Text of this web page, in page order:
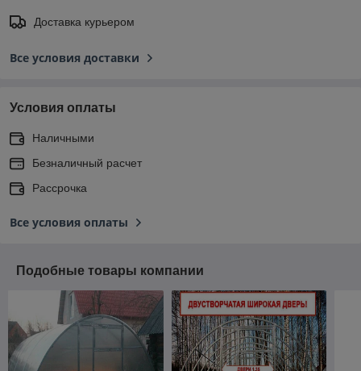
Доставка курьером
Все условия доставки
Условия оплаты
Наличными
Безналичный расчет
Рассрочка
Все условия оплаты
Подобные товары компании